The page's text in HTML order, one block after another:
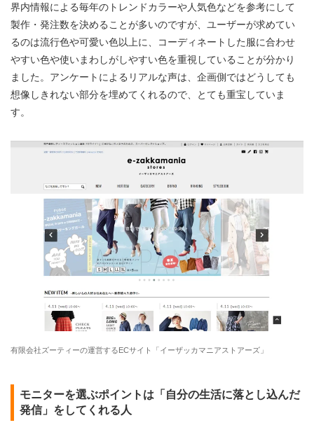
界内情報による毎年のトレンドカラーや人気色などを参考にして
製作・発注数を決めることが多いのですが、ユーザーが求めてい
るのは流行色や可愛い色以上に、コーディネートした服に合わせ
やすい色や使いまわしがしやすい色を重視していることが分かり
ました。アンケートによるリアルな声は、企画側ではどうしても
想像しきれない部分を埋めてくれるので、とても重宝していま
す。
有限会社ズーティーの運営するECサイト「イーザッカマニアストアーズ」
モニターを選ぶポイントは「自分の生活に落とし込んだ
発信」をしてくれる人